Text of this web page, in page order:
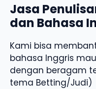
Jasa
dan Bahasa
Kami bisa
bahasa Inggris
dengan beragam
tema Betting/Judi)